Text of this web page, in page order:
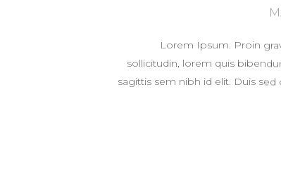
Lorem Ipsum. Proin
sollicitudin, lorem quis
sagittis sem nibh id elit. Duis